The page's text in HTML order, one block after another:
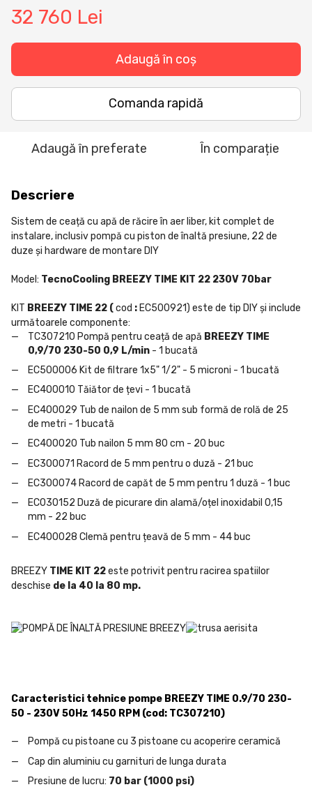
32 760 Lei
Adaugă în coș
Comanda rapidă
Adaugă în preferate În comparație
Descriere
Sistem de ceață cu apă de răcire în aer liber, kit complet de
instalare, inclusiv pompă cu piston de înaltă presiune, 22 de
duze și hardware de montare DIY
Model: TecnoCooling BREEZY TIME KIT 22 230V 70bar
KIT BREEZY TIME 22 (cod : EC500921) este de tip DIY și include
următoarele componente:
TC307210 Pompă pentru ceață de apă BREEZY TIME
0,9/70 230-50 0,9 L/min - 1 bucată
EC500006 Kit de filtrare 1x5" 1/2" - 5 microni - 1 bucată
EC400010 Tăiător de țevi - 1 bucată
EC400029 Tub de nailon de 5 mm sub formă de rolă de 25
de metri - 1 bucată
EC400020 Tub nailon 5 mm 80 cm - 20 buc
EC300071 Racord de 5 mm pentru o duză - 21 buc
EC300074 Racord de capăt de 5 mm pentru 1 duză - 1 buc
EC030152 Duză de picurare din alamă/oțel inoxidabil 0,15
mm - 22 buc
EC400028 Clemă pentru țeavă de 5 mm - 44 buc
BREEZY TIME KIT 22este potrivit pentru racirea spatiilor
deschise de la 40 la 80 mp.
Caracteristici tehnice pompe BREEZY TIME 0.9/70 230-
50 - 230V 50Hz 1450 RPM (cod: TC307210)
Pompă cu pistoane cu 3 pistoane cu acoperire ceramică
Cap din aluminiu cu garnituri de lunga durata
Presiune de lucru: 70 bar (1000 psi)